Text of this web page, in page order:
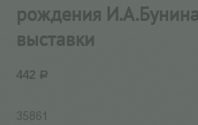
рождения
выставки
442 Р
35861